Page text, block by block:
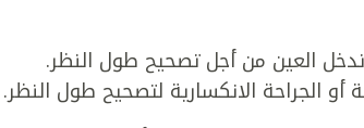
العين من أجل تصحيح طول النظر.
الجراحة الانكسارية لتصحيح طول النظر.